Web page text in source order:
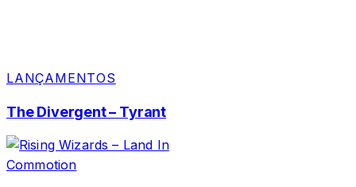
LANÇAMENTOS
The Divergent – Tyrant